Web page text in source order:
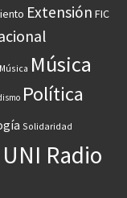
Extensión FIC
Música
Política
Solidaridad
UNI Radio